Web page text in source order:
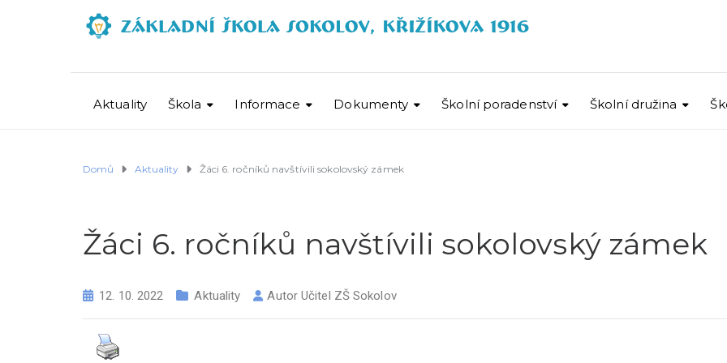
Aktuality Škola Informace Dokumenty Školní poradenství Školní družina
Domů Aktuality Žáci 6. ročníků navštívili sokolovský zámek
Žáci 6. ročníků navštívili sokolovský zámek
12. 10. 2022 Aktuality AutorUčitel ZŠ Sokolov